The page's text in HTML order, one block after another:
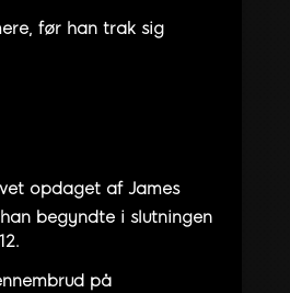
før han trak sig
opdaget af James
begyndte i slutningen
på